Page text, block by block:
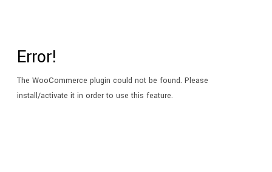
Error!
The WooCommerce plugin could not be found. Please
install/activate it in order to use this feature.